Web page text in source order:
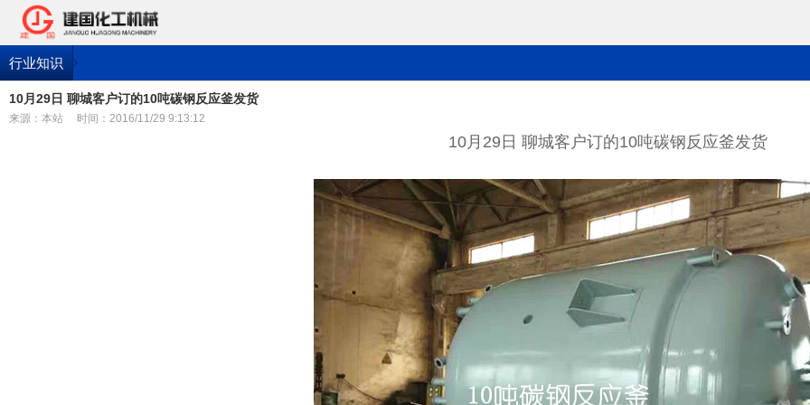
行业知识
10月29日 聊城客户订的10吨碳钢反应釜发货
来源：本站 时间：2016/11/29 9:13:12
10月29日 聊城客户订的10吨碳钢反应釜发货